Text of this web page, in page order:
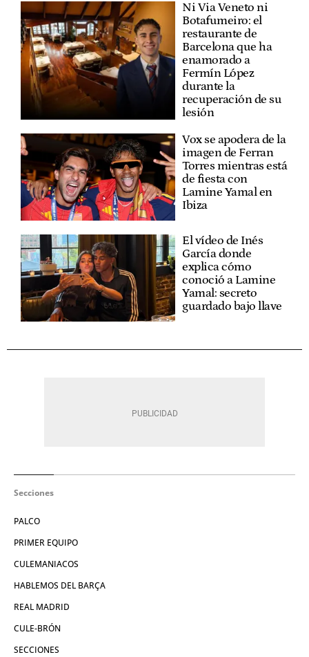
Ni Via Veneto ni
Botafumeiro: el
restaurante de
Barcelona que ha
enamorado a
Fermín López
durante la
recuperación de su
lesión
Vox se apodera de la
imagen de Ferran
Torres mientras está
de fiesta con
Lamine Yamal en
Ibiza
El vídeo de Inés
García donde
explica cómo
conoció a Lamine
Yamal: secreto
guardado bajo llave
Secciones
PALCO
PRIMER EQUIPO
CULEMANIACOS
HABLEMOS DEL BARÇA
REAL MADRID
CULE-BRÓN
SECCIONES